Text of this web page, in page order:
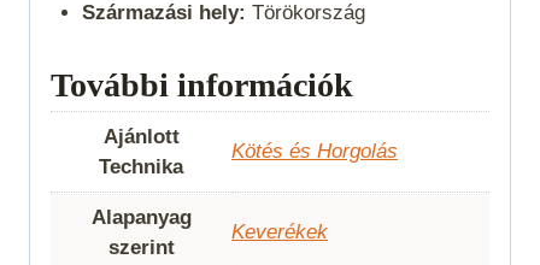
Származási hely: Törökország
További információk
Ajánlott
Technika
Kötés és Horgolás
Alapanyag
szerint
Keverékek